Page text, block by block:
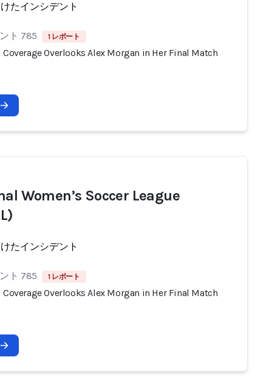
たインシデント
ト 785 1 レポート
Coverage Overlooks Alex Morgan in Her Final Match
Women’s Soccer League
たインシデント
ト 785 1 レポート
Coverage Overlooks Alex Morgan in Her Final Match